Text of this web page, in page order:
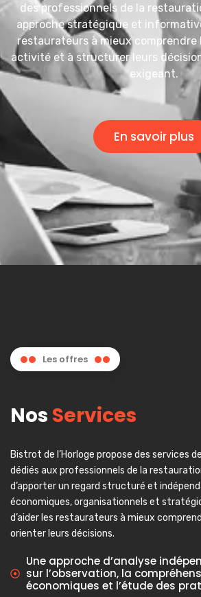
des professionnels de la
approche stratégique et
restaurateurs à mieux comprendre
activité et à structurer leurs
exigeant.
En savoir plus
Les offres
Nos Services
Bistrot de l’Horloge propose des services
dédiés aux professionnels de la
d’apporter un regard structuré et
économiques, organisationnels et
d’aider les restaurateurs à mieux
orienter leurs décisions.
Une approche d’analyse
sur l’observation, la
économiques et l’étude des